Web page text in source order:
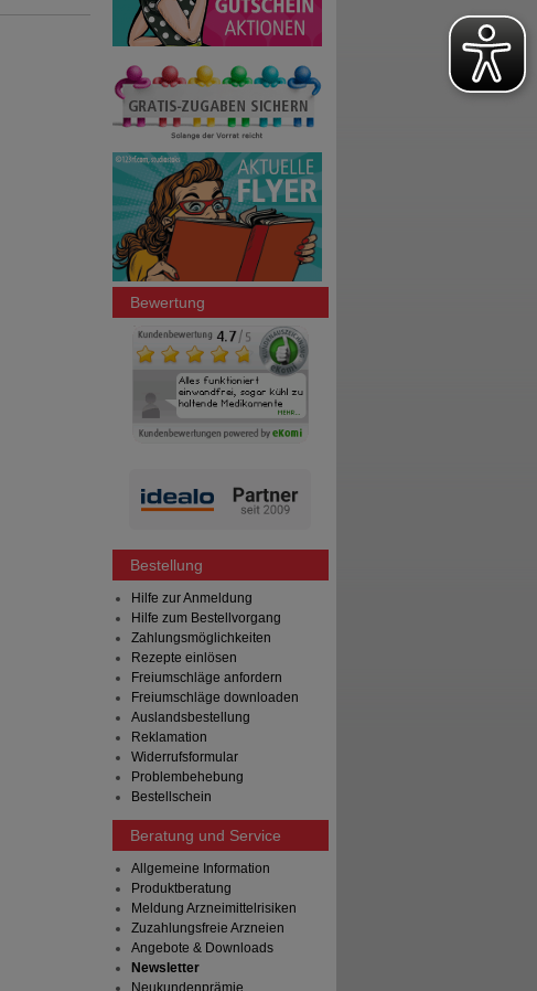
Bewertung
Bestellung
Hilfe zur Anmeldung
Hilfe zum Bestellvorgang
Zahlungsmöglichkeiten
Rezepte einlösen
Freiumschläge anfordern
Freiumschläge downloaden
Auslandsbestellung
Reklamation
Widerrufsformular
Problembehebung
Bestellschein
Beratung und Service
Allgemeine Information
Produktberatung
Meldung Arzneimittelrisiken
Zuzahlungsfreie Arzneien
Angebote & Downloads
Newsletter